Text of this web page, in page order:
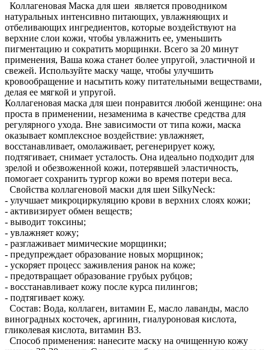
Коллагеновая Маска для шеи является проводником
натуральных интенсивно питающих, увлажняющих и
отбеливающих ингредиентов, которые воздействуют на
верхние слои кожи, чтобы увлажнить ее, уменьшить
пигментацию и сократить морщинки. Всего за 20 минут
применения, Ваша кожа станет более упругой, эластичной и
свежей. Используйте маску чаще, чтобы улучшить
кровообращение и насытить кожу питательными веществами,
делая ее мягкой и упругой.
Коллагеновая маска для шеи понравится любой женщине: она
проста в применении, незаменима в качестве средства для
регулярного ухода. Вне зависимости от типа кожи, маска
оказывает комплексное воздействие: увлажняет,
восстанавливает, омолаживает, регенерирует кожу,
подтягивает, снимает усталость. Она идеально подходит для
зрелой и обезвоженной кожи, потерявшей эластичность,
помогает сохранить тургор кожи во время потери веса.
Свойства коллагеновой маски для шеи SilkyNeck:
- улучшает микроциркуляцию крови в верхних слоях кожи;
- активизирует обмен веществ;
- выводит токсины;
- увлажняет кожу;
- разглаживает мимические морщинки;
- предупреждает образование новых морщинок;
- ускоряет процесс заживления ранок на коже;
- предотвращает образование грубых рубцов;
- восстанавливает кожу после курса пилингов;
- подтягивает кожу.
Состав: Вода, коллаген, витамин Е, масло лаванды, масло
виноградных косточек, аргинин, гиалуроновая кислота,
гликолевая кислота, витамин В3.
Способ применения: нанесите маску на очищенную кожу